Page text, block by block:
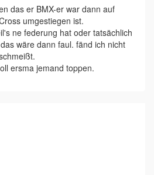
das er BMX-er war dann auf
umgestiegen ist.
ne federung hat oder tatsächlich
wäre dann faul. fänd ich nicht
ersma jemand toppen.